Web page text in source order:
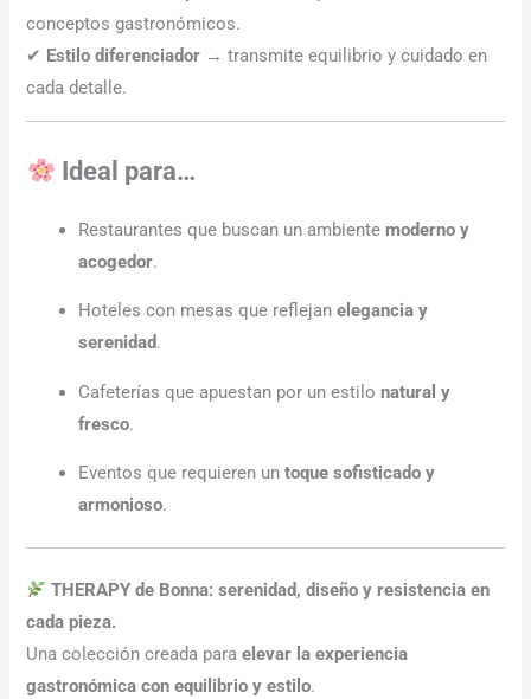
conceptos gastronómicos.
✔ Estilo diferenciador → transmite equilibrio y cuidado en
cada detalle.
Ideal para…
Restaurantes que buscan un ambientemoderno y
acogedor.
Hoteles con mesas que reflejanelegancia y
serenidad.
Cafeterías que apuestan por un estilonatural y
fresco.
Eventos que requieren untoque sofisticado y
armonioso.
THERAPY de Bonna: serenidad, diseño y resistencia en
cada pieza.
Una colección creada paraelevar la experiencia
gastronómica con equilibrio y estilo.